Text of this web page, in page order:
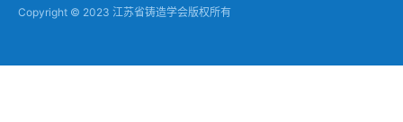
Copyright © 2023 江苏省铸造学会版权所有